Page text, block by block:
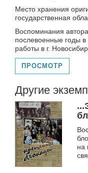
Место хранения
государственная
Воспоминания
послевоенные годы в
работы в г.
ПРОСМОТР
Другие
на